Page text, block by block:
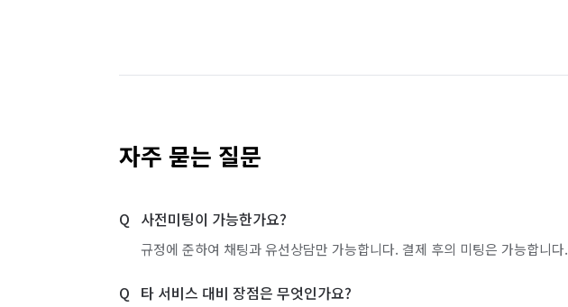
자주 묻는 질문
사전미팅이 가능한가요?
규정에 준하여 채팅과 유선상담만 가능합니다. 결제 후의 미팅은 가능합니다.
타 서비스 대비 장점은 무엇인가요?